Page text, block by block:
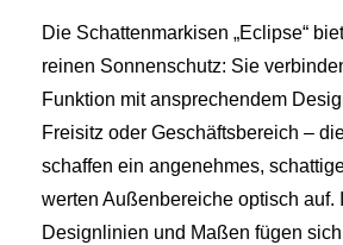
Die Schattenmarkisen „Eclipse“
reinen Sonnenschutz: Sie
Funktion mit ansprechendem
Freisitz oder Geschäftsbereich –
schaffen ein angenehmes,
werten Außenbereiche optisch auf.
Designlinien und Maßen fügen